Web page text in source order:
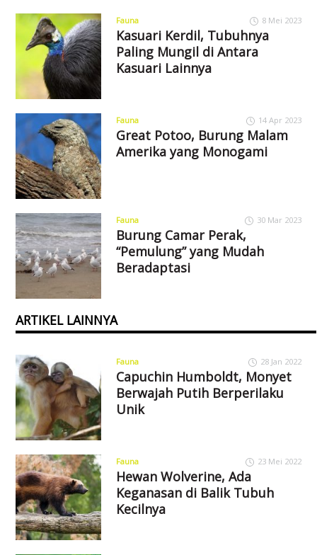
Fauna 8 Mei 2023
Kasuari Kerdil, Tubuhnya
Paling Mungil di Antara
Kasuari Lainnya
Fauna 14 Apr 2023
Great Potoo, Burung Malam
Amerika yang Monogami
Fauna 30 Mar 2023
Burung Camar Perak,
“Pemulung” yang Mudah
Beradaptasi
ARTIKEL LAINNYA
Fauna 28 Jan 2022
Capuchin Humboldt, Monyet
Berwajah Putih Berperilaku
Unik
Fauna 23 Mei 2022
Hewan Wolverine, Ada
Keganasan di Balik Tubuh
Kecilnya